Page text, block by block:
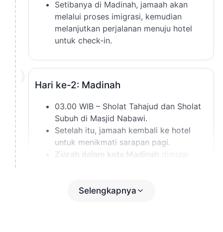
Setibanya di Madinah, jamaah akan
melalui proses imigrasi, kemudian
melanjutkan perjalanan menuju hotel
untuk check-in.
2
Hari ke-2: Madinah
03.00 WIB – Sholat Tahajud dan Sholat
Subuh di Masjid Nabawi.
Setelah itu, jamaah kembali ke hotel
untuk menikmati sarapan pagi.
Ziarah dalam kota Madinah
Makam Baqi’
Selengkapnya